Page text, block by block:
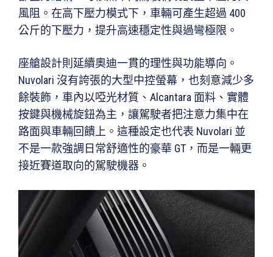
風阻。在高下壓力模式下，車輛可產生超過 400
公斤的下壓力，提升高速穩定性與過彎極限。
座艙設計則延續奧迪一貫的理性與功能導向。
Nuvolari 沒有誇張的大型中控螢幕，也刻意減少多
餘裝飾，車內以啞光材質、Alcantara 面料、實體
按鍵與機械旋鈕為主，讓駕駛者把注意力集中在
路面與車輛回饋上。這種設定也代表 Nuvolari 並
不是一款強調日常舒適性的豪華 GT，而是一輛更
接近賽道取向的駕駛機器。